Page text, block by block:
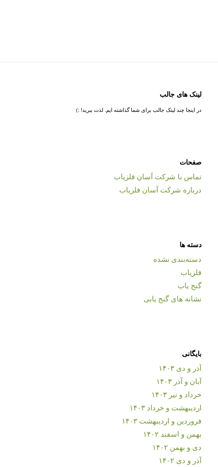
لینک های جالب
در اینجا چند لینک جالب برای شما گذاشته ایم. لذت ببرید! :)
صفحات
تماس با شرکت آسان فلزیاب
درباره شرکت آسان فلزیاب
دسته ها
دسته‌بندی نشده
فلزیاب
گنج یاب
نشانه های گنج یابی
بایگانی
آذر و دی ۱۴۰۳
آبان و آذر ۱۴۰۳
خرداد و تیر ۱۴۰۳
اردیبهشت و خرداد ۱۴۰۳
فروردین و اردیبهشت ۱۴۰۳
بهمن و اسفند ۱۴۰۲
دی و بهمن ۱۴۰۲
آذر و دی ۱۴۰۲